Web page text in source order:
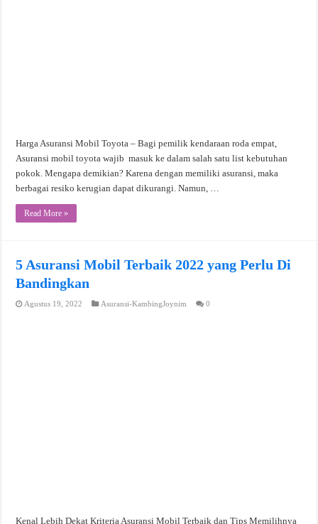
Harga Asuransi Mobil Toyota – Bagi pemilik kendaraan roda empat,
Asuransi mobil toyota wajib masuk ke dalam salah satu list kebutuhan
pokok. Mengapa demikian? Karena dengan memiliki asuransi, maka
berbagai resiko kerugian dapat dikurangi. Namun, …
Read More »
5 Asuransi Mobil Terbaik 2022 yang Perlu Di
Bandingkan
Agustus 19, 2022 Asuransi-KambingJoynim 0
Kenal Lebih Dekat Kriteria Asuransi Mobil Terbaik dan Tips Memilihnya